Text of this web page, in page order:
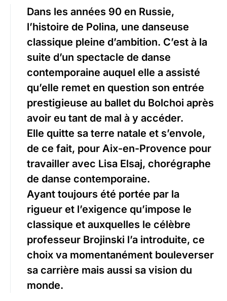
Dans les années 90 en Russie,
l’histoire de Polina, une danseuse
classique pleine d’ambition. C’est à la
suite d’un spectacle de danse
contemporaine auquel elle a assisté
qu’elle remet en question son entrée
prestigieuse au ballet du Bolchoi après
avoir eu tant de mal à y accéder.
Elle quitte sa terre natale et s’envole,
de ce fait, pour Aix-en-Provence pour
travailler avec Lisa Elsaj, chorégraphe
de danse contemporaine.
Ayant toujours été portée par la
rigueur et l’exigence qu’impose le
classique et auxquelles le célèbre
professeur Brojinski l’a introduite, ce
choix va momentanément bouleverser
sa carrière mais aussi sa vision du
monde.